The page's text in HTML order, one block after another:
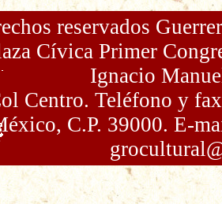
reservados
Cívica Primer
Ignacio
Centro. Teléfono y
C.P. 39000. E-